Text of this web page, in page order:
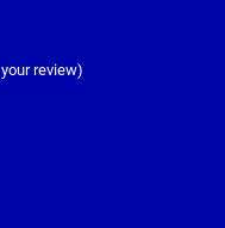
review)